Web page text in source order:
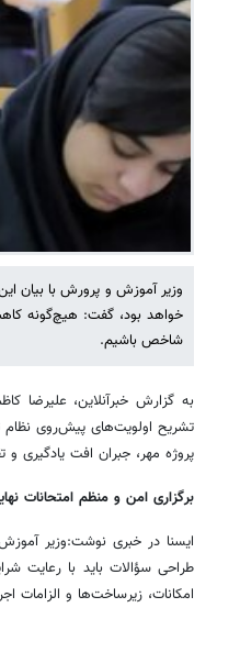
وزیر آموزش و پرورش با بیان
خواهد بود، گفت: هیچ‌گونه
شاخص باشیم.
تشریح اولویت‌های پیش‌روی نظام
پروژه مهر، جبران افت یادگیری و
برگزاری امن و منظم امتحانات
ایسنا در خبری نوشت:وزیر
طراحی سؤالات باید با رعایت
امکانات، زیرساخت‌ها و الزامات